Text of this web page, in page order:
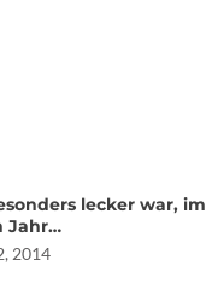
lecker war, im
Jahr…
2014